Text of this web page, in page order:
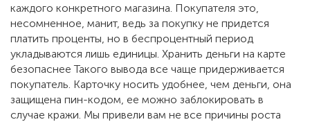
каждого конкретного магазина. Покупателя это,
несомненное, манит, ведь за покупку не придется
платить проценты, но в беспроцентный период
укладываются лишь единицы. Хранить деньги на карте
безопаснее Такого вывода все чаще придерживается
покупатель. Карточку носить удобнее, чем деньги, она
защищена пин-кодом, ее можно заблокировать в
случае кражи. Мы привели вам не все причины роста